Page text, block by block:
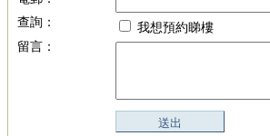
查詢：
我想預約睇樓
留言：